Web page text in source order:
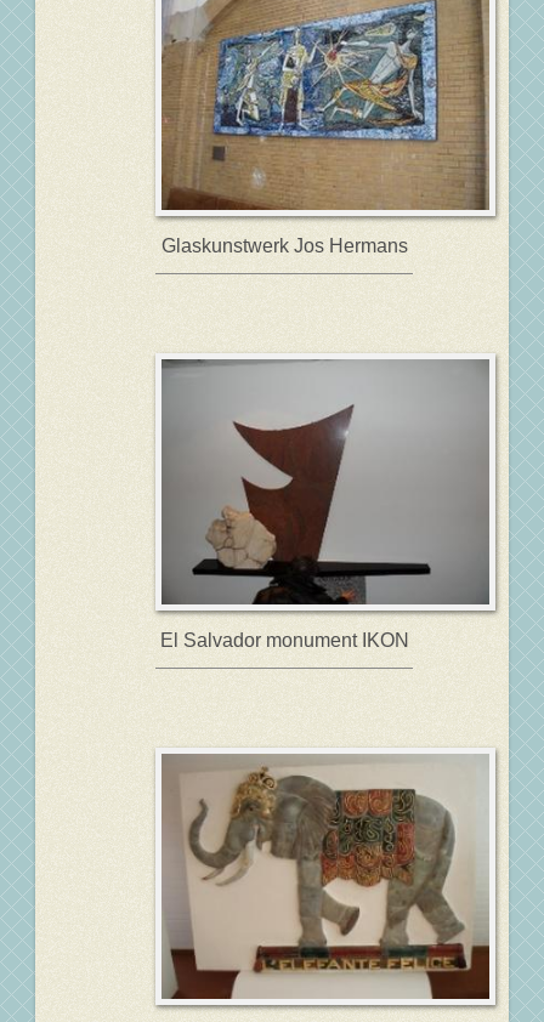
Glaskunstwerk Jos Hermans
El Salvador monument IKON